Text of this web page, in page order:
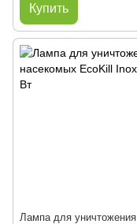
Купить
Лампа для уничтожения